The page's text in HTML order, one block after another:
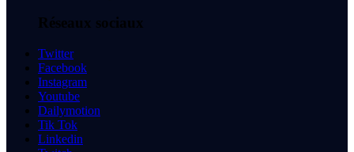
Réseaux sociaux
Twitter
Facebook
Instagram
Youtube
Dailymotion
Tik Tok
Linkedin